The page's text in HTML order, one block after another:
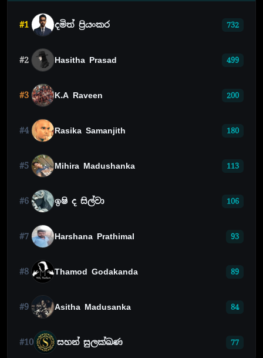
#1 දමිත් ප්‍රියංකර 732
#2 Hasitha Prasad 499
#3 K.A Raveen 200
#4 Rasika Samanjith 180
#5 Mihira Madushanka 113
#6 ඉෂි ද සිල්වා 106
#7 Harshana Prathimal 93
#8 Thamod Godakanda 89
#9 Asitha Madusanka 84
#10 සහන් සුලක්ඛණ 77